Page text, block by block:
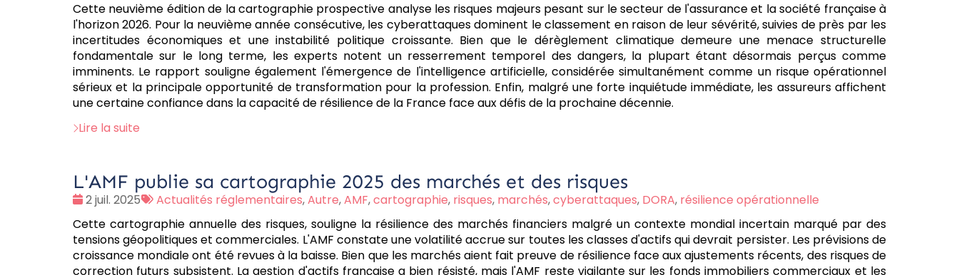
Cette neuvième édition de la cartographie prospective analyse les risques majeurs pesant sur le secteur de l'assurance et la société française à
l'horizon 2026. Pour la neuvième année consécutive, les cyberattaques dominent le classement en raison de leur sévérité, suivies de près par les
incertitudes économiques et une instabilité politique croissante. Bien que le dérèglement climatique demeure une menace structurelle
fondamentale sur le long terme, les experts notent un resserrement temporel des dangers, la plupart étant désormais perçus comme
imminents. Le rapport souligne également l'émergence de l'intelligence artificielle, considérée simultanément comme un risque opérationnel
sérieux et la principale opportunité de transformation pour la profession. Enfin, malgré une forte inquiétude immédiate, les assureurs affichent
une certaine confiance dans la capacité de résilience de la France face aux défis de la prochaine décennie.
Lire la suite
L'AMF publie sa cartographie 2025 des marchés et des risques
Date
2 juil. 2025
Tags
Actualités réglementaires,Autre,AMF,cartographie, risques, marchés,cyberattaques, DORA, résilience opérationnelle
Cette cartographie annuelle des risques, souligne la résilience des marchés financiers malgré un contexte mondial incertain marqué par des
tensions géopolitiques et commerciales. L'AMF constate une volatilité accrue sur toutes les classes d'actifs qui devrait persister. Les prévisions de
croissance mondiale ont été revues à la baisse. Bien que les marchés aient fait preuve de résilience face aux ajustements récents, des risques de
correction futurs subsistent. La gestion d'actifs française a bien résisté, mais l'AMF reste vigilante sur les fonds immobiliers commerciaux et les